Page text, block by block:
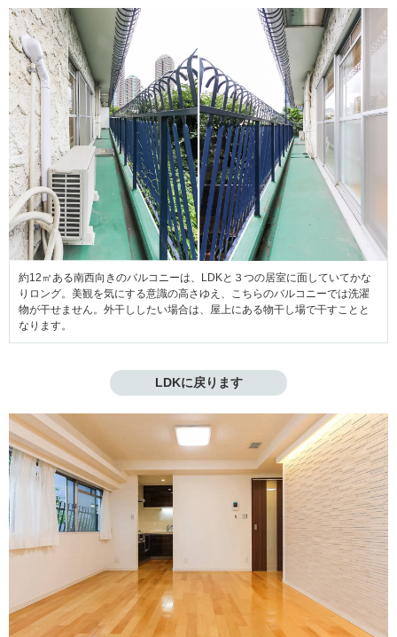
約12㎡ある南西向きのバルコニーは、LDKと３つの居室に面していてかな
りロング。美観を気にする意識の高さゆえ、こちらのバルコニーでは洗濯
物が干せません。外干ししたい場合は、屋上にある物干し場で干すことと
なります。
LDKに戻ります